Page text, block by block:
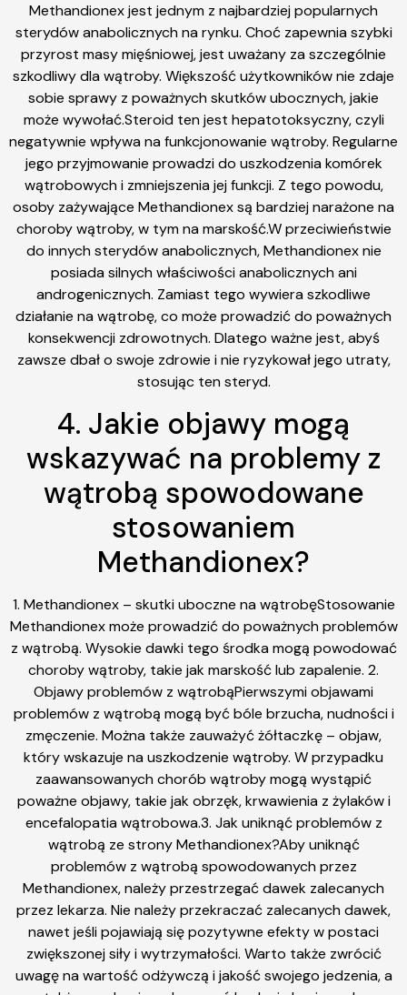
Methandionex jest jednym z najbardziej popularnych
sterydów anabolicznych na rynku. Choć zapewnia szybki
przyrost masy mięśniowej, jest uważany za szczególnie
szkodliwy dla wątroby. Większość użytkowników nie zdaje
sobie sprawy z poważnych skutków ubocznych, jakie
może wywołać.Steroid ten jest hepatotoksyczny, czyli
negatywnie wpływa na funkcjonowanie wątroby. Regularne
jego przyjmowanie prowadzi do uszkodzenia komórek
wątrobowych i zmniejszenia jej funkcji. Z tego powodu,
osoby zażywające Methandionex są bardziej narażone na
choroby wątroby, w tym na marskość.W przeciwieństwie
do innych sterydów anabolicznych, Methandionex nie
posiada silnych właściwości anabolicznych ani
androgenicznych. Zamiast tego wywiera szkodliwe
działanie na wątrobę, co może prowadzić do poważnych
konsekwencji zdrowotnych. Dlatego ważne jest, abyś
zawsze dbał o swoje zdrowie i nie ryzykował jego utraty,
stosując ten steryd.
4. Jakie objawy mogą
wskazywać na problemy z
wątrobą spowodowane
stosowaniem
Methandionex?
1. Methandionex – skutki uboczne na wątrobęStosowanie
Methandionex może prowadzić do poważnych problemów
z wątrobą. Wysokie dawki tego środka mogą powodować
choroby wątroby, takie jak marskość lub zapalenie. 2.
Objawy problemów z wątrobąPierwszymi objawami
problemów z wątrobą mogą być bóle brzucha, nudności i
zmęczenie. Można także zauważyć żółtaczkę – objaw,
który wskazuje na uszkodzenie wątroby. W przypadku
zaawansowanych chorób wątroby mogą wystąpić
poważne objawy, takie jak obrzęk, krwawienia z żylaków i
encefalopatia wątrobowa.3. Jak uniknąć problemów z
wątrobą ze strony Methandionex?Aby uniknąć
problemów z wątrobą spowodowanych przez
Methandionex, należy przestrzegać dawek zalecanych
przez lekarza. Nie należy przekraczać zalecanych dawek,
nawet jeśli pojawiają się pozytywne efekty w postaci
zwiększonej siły i wytrzymałości. Warto także zwrócić
uwagę na wartość odżywczą i jakość swojego jedzenia, a